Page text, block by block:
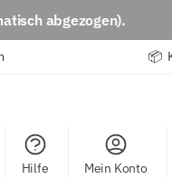
abgezogen).
📦
Hilfe Mein Konto